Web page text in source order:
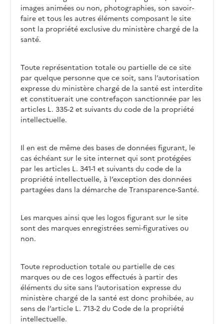
images animées ou non, photographies, son savoir-
faire et tous les autres éléments composant le site
sont la propriété exclusive du ministère chargé de la
santé.
Toute représentation totale ou partielle de ce site
par quelque personne que ce soit, sans l’autorisation
expresse du ministère chargé de la santé est interdite
et constituerait une contrefaçon sanctionnée par les
articles L. 335-2 et suivants du code de la propriété
intellectuelle.
Il en est de même des bases de données figurant, le
cas échéant sur le site internet qui sont protégées
par les articles L. 341-1 et suivants du code de la
propriété intellectuelle, à l’exception des données
partagées dans la démarche de Transparence-Santé.
Les marques ainsi que les logos figurant sur le site
sont des marques enregistrées semi-figuratives ou
non.
Toute reproduction totale ou partielle de ces
marques ou de ces logos effectués à partir des
éléments du site sans l’autorisation expresse du
ministère chargé de la santé est donc prohibée, au
sens de l’article L. 713-2 du Code de la propriété
intellectuelle.